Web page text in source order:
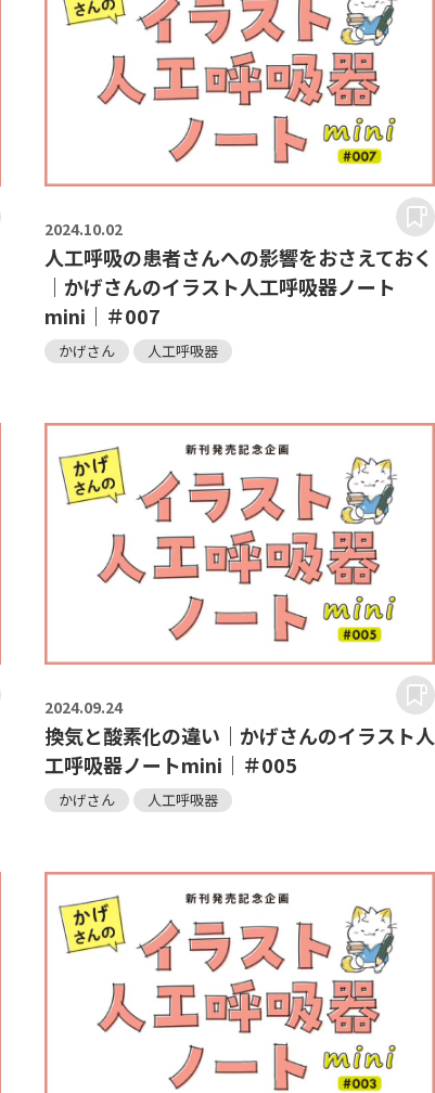
2024.10.02
人工呼吸の患者さんへの影響をおさえておく
｜かげさんのイラスト人工呼吸器ノート
mini｜＃007
かげさん 人工呼吸器
2024.09.24
換気と酸素化の違い｜かげさんのイラスト人
工呼吸器ノートmini｜＃005
かげさん 人工呼吸器